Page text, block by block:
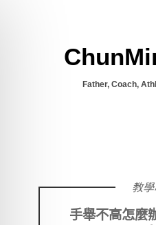
Father, Coach,
手舉不高怎麼
教